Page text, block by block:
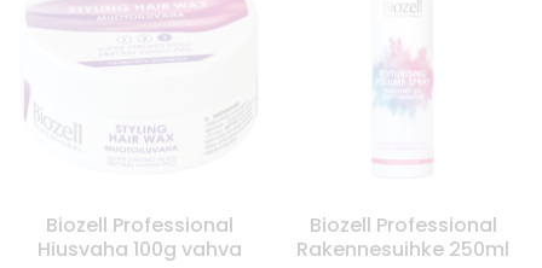
Biozell Professional
Hiusvaha 100g vahva
Biozell Professional
Rakennesuihke 250ml